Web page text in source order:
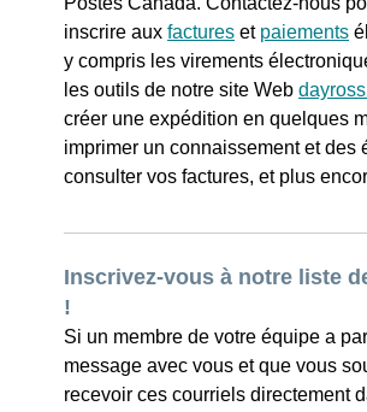
inscrire aux factures et paiements
y compris les virements
les outils de notre site Web
créer une expédition en quelques
imprimer un connaissement et des
consulter vos factures, et plus
Inscrivez-vous à notre liste
!
Si un membre de votre équipe a
message avec vous et que vous
recevoir ces courriels directement